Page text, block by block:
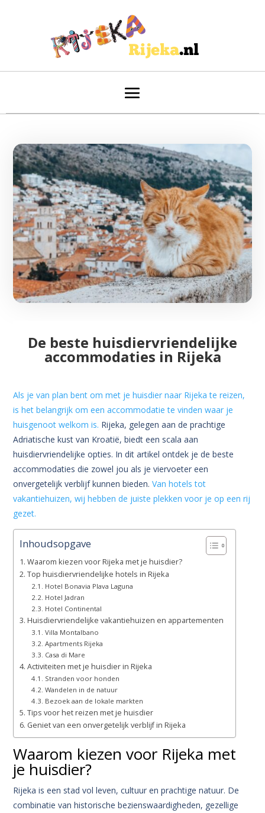
De beste huisdiervriendelijke
accommodaties in Rijeka
Als je van plan bent om met je huisdier naar Rijeka te reizen,
is het belangrijk om een accommodatie te vinden waar je
huisgenoot welkom is. Rijeka, gelegen aan de prachtige
Adriatische kust van Kroatië, biedt een scala aan
huisdiervriendelijke opties. In dit artikel ontdek je de beste
accommodaties die zowel jou als je viervoeter een
onvergetelijk verblijf kunnen bieden. Van hotels tot
vakantiehuizen, wij hebben de juiste plekken voor je op een rij
gezet.
Inhoudsopgave
Waarom kiezen voor Rijeka met je huisdier?
Top huisdiervriendelijke hotels in Rijeka
Hotel Bonavia Plava Laguna
Hotel Jadran
Hotel Continental
Huisdiervriendelijke vakantiehuizen en appartementen
Villa Montalbano
Apartments Rijeka
Casa di Mare
Activiteiten met je huisdier in Rijeka
Stranden voor honden
Wandelen in de natuur
Bezoek aan de lokale markten
Tips voor het reizen met je huisdier
Geniet van een onvergetelijk verblijf in Rijeka
Waarom kiezen voor Rijeka met
je huisdier?
Rijeka is een stad vol leven, cultuur en prachtige natuur. De
combinatie van historische bezienswaardigheden, gezellige